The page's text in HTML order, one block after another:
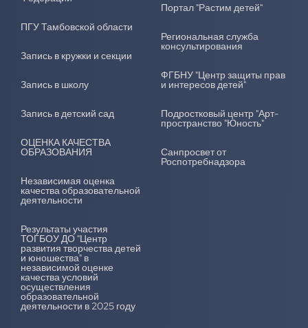
ПГУ Тамбовской области
Запись в кружки и секции
Запись в школу
Запись в детский сад
ОЦЕНКА КАЧЕСТВА
ОБРАЗОВАНИЯ
Независимая оценка
качества образовательной
деятельности
Результаты участия
ТОГБОУ ДО "Центр
развития творчества детей
и юношества" в
независимой оценке
качества условий
осуществления
образовательной
деятельности в 2025 году
Портал "Растим детей"
Региональная служба
консультирования
ФГБНУ "Центр защиты прав
и интересов детей"
Подростковый центр "Арт-
пространство "Юность"
Санпросвет от
Роспотребнадзора